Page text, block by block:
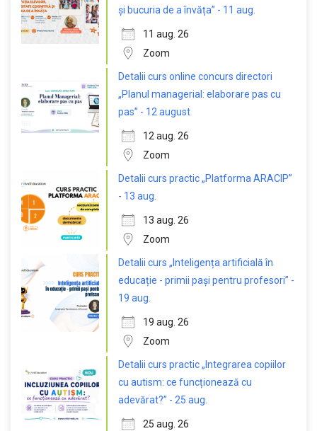
și bucuria de a învăța” - 11 aug.
11 aug. 26
Zoom
Detalii curs online concurs directori
„Planul managerial: elaborare pas cu
pas” - 12 august
12 aug. 26
Zoom
Detalii curs practic „Platforma ARACIP”
- 13 aug.
13 aug. 26
Zoom
Detalii curs „Inteligența artificială în
educație - primii pași pentru profesori” -
19 aug.
19 aug. 26
Zoom
Detalii curs practic „Integrarea copiilor
cu autism: ce funcționează cu
adevărat?” - 25 aug.
25 aug. 26